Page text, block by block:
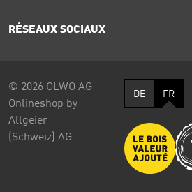
RÉSEAUX SOCIAUX
© 2026 OLWO AG
Onlineshop by
Allgeier
(Schweiz) AG
DE FR